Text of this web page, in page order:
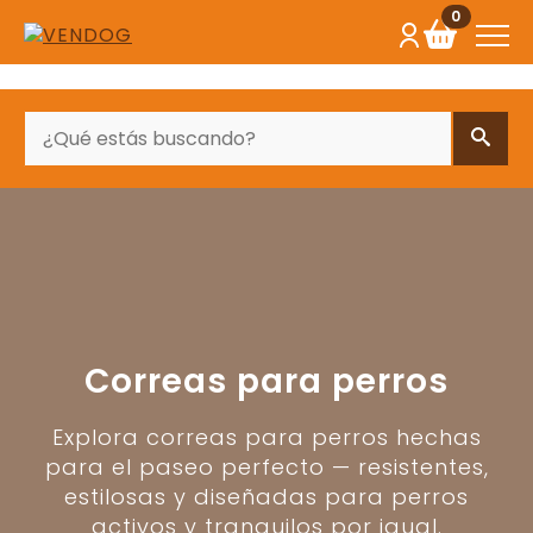
0
Correas para perros
Explora correas para perros hechas
para el paseo perfecto — resistentes,
estilosas y diseñadas para perros
activos y tranquilos por igual.